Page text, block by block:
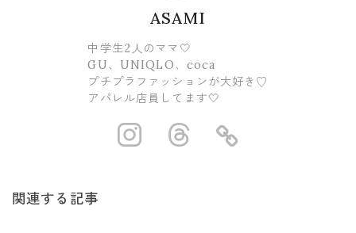
ASAMI
中学生2人のママ🤍
GU、UNIQLO、coca
プチプラファッションが大好き♡
アパレル店員してます🤍
https://https://
関連する記事